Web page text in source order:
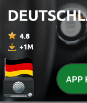
Aktuelle
Union Berlin
2 August 2026
1 August 2026
18 Juli 2026
APP